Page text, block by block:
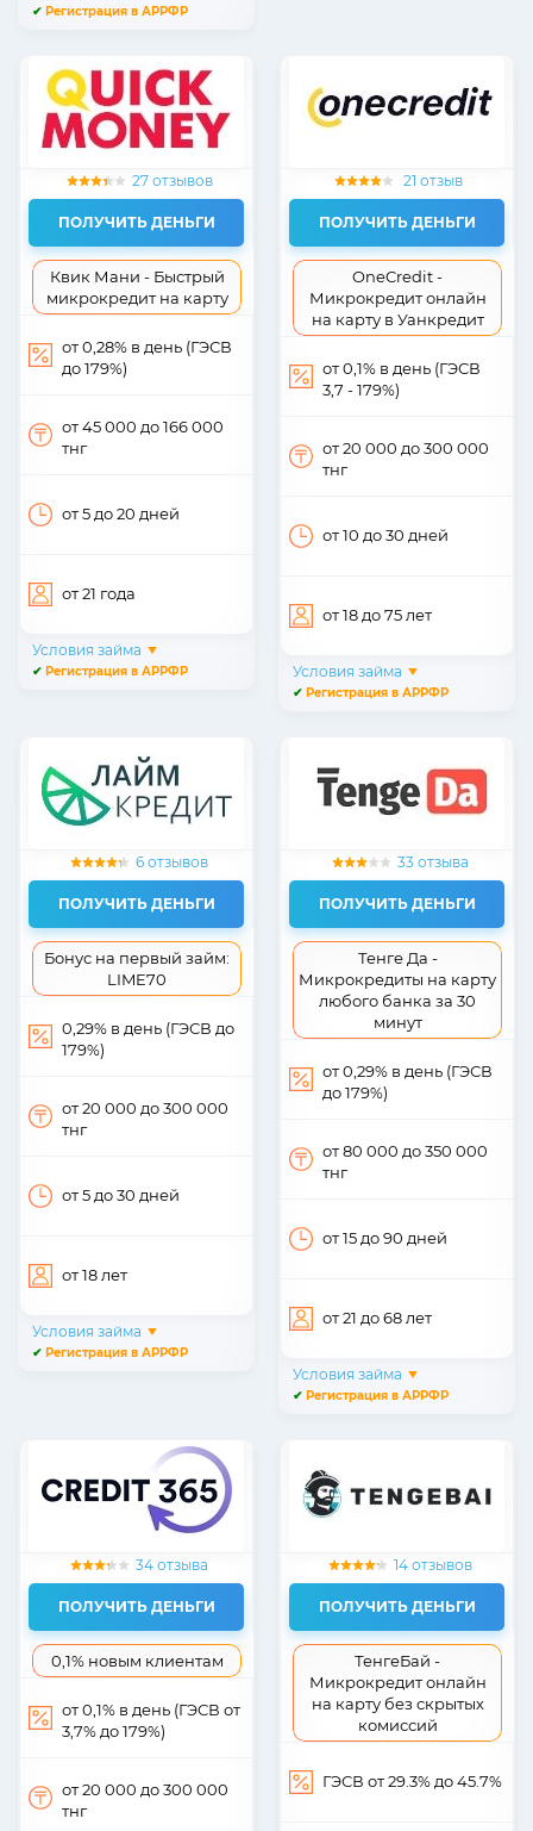
✔ Регистрация в АРРФР
27 отзывов
ПОЛУЧИТЬ ДЕНЬГИ
Квик Мани - Быстрый
микрокредит на карту
от 0,28% в день (ГЭСВ
до 179%)
от 45 000 до 166 000
тнг
от 5до 20 дней
от 21 года
Условия займа
✔ Регистрация в АРРФР
21 отзыв
ПОЛУЧИТЬ ДЕНЬГИ
OneCredit -
Микрокредит онлайн
на карту в Уанкредит
от 0,1% в день (ГЭСВ
3,7 - 179%)
от 20 000 до 300 000
тнг
от 10 до 30 дней
от 18до 75лет
Условия займа
✔ Регистрация в АРРФР
6 отзывов
ПОЛУЧИТЬ ДЕНЬГИ
Бонус на первый займ:
LIME70
0,29% в день (ГЭСВ до
179%)
от 20 000 до 300 000
тнг
от 5до 30 дней
от 18лет
Условия займа
✔ Регистрация в АРРФР
33 отзыва
ПОЛУЧИТЬ ДЕНЬГИ
Тенге Да -
Микрокредиты на карту
любого банка за 30
минут
от 0,29% в день (ГЭСВ
до 179%)
от 80 000 до 350 000
тнг
от 15до 90 дней
от 21 до 68лет
Условия займа
✔ Регистрация в АРРФР
34 отзыва
ПОЛУЧИТЬ ДЕНЬГИ
0,1% новым клиентам
от 0,1% в день (ГЭСВ от
3,7% до 179%)
от 20 000 до 300 000
тнг
14 отзывов
ПОЛУЧИТЬ ДЕНЬГИ
ТенгеБай -
Микрокредит онлайн
на карту без скрытых
комиссий
ГЭСВ от 29.3% до 45.7%